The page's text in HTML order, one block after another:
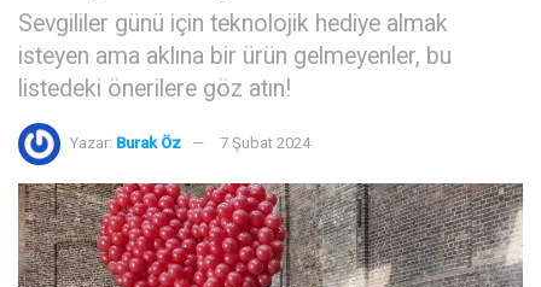
Sevgililer günü için teknolojik hediye almak
isteyen ama aklına bir ürün gelmeyenler, bu
listedeki önerilere göz atın!
Yazar: Burak Öz 7 Şubat 2024